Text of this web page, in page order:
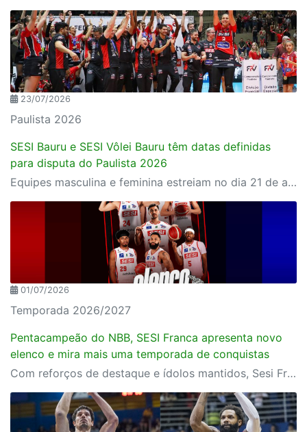
23/07/2026
Paulista 2026
SESI Bauru e SESI Vôlei Bauru têm datas definidas
para disputa do Paulista 2026
Equipes masculina e feminina estreiam no dia 21 de agosto, sexta-feira
01/07/2026
Temporada 2026/2027
Pentacampeão do NBB, SESI Franca apresenta novo
elenco e mira mais uma temporada de conquistas
Com reforços de destaque e ídolos mantidos, Sesi Franca anuncia aposta na união entre experiência e juventude para a temporada 2026/2027